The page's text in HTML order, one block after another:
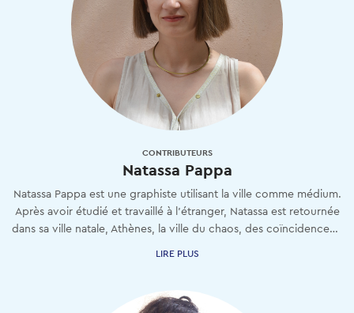
CONTRIBUTEURS
Natassa Pappa
Natassa Pappa est une graphiste utilisant la ville comme médium.
Après avoir étudié et travaillé à l'étranger, Natassa est retournée
dans sa ville natale, Athènes, la ville du chaos, des coïncidences heureuses et des marches sans fin.
LIRE PLUS